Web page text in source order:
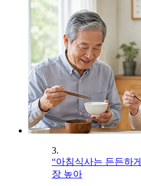
3.
“아침식사는 든든하
장 높아